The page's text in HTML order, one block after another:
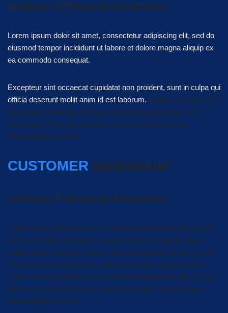
Analisys of Financial Documents
Lorem ipsum dolor sit amet, consectetur adipiscing elit, sed do
eiusmod tempor incididunt ut labore et dolore magna aliquip ex
ea commodo consequat.
Excepteur sint occaecat cupidatat non proident, sunt in culpa qui
officia deserunt mollit anim id est laborum. Analisys of Financial
Documents Analisys of Financial Documents Analisys of
Financial Documents Analisys of Financial Documents
Our Analisys is Your
CUSTOMER testimonial
Analisys of Financial Documents
Lorem ipsum dolor sit amet, consectetur adipiscing elit, sed do
eiusmod tempor incididunt ut labore et dolore magna aliqua.
Lorem ipsum dolor sit amet, consectetur adipiscing elit, sed do
eiusmod tempor incididunt ut labore et dolore magna aliqua.
Lorem ipsum dolor sit amet, consectetur adipiscing elit, sed do
eiusmod tempor incididunt ut labore et dolore magna aliqua.
Our Analisys is Your